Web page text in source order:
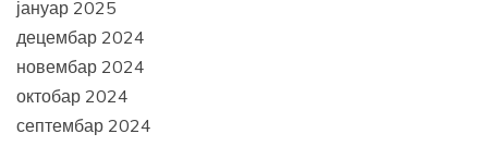
јануар 2025
децембар 2024
новембар 2024
октобар 2024
септембар 2024